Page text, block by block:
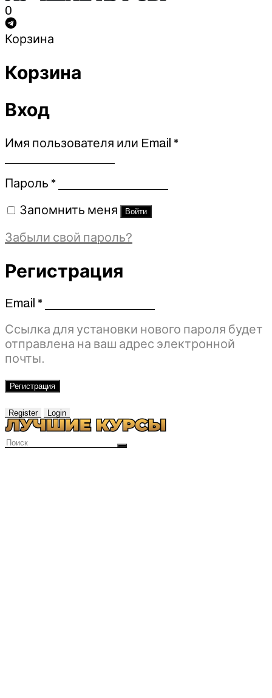
0
Корзина
Корзина
Вход
Имя пользователя или Email *Обязательно
Пароль *Обязательно
Запомнить меня Войти
Забыли свой пароль?
Регистрация
Email *Обязательно
Ссылка для установки нового пароля будет
отправлена ​​на ваш адрес электронной
почты.
Регистрация
Register Login